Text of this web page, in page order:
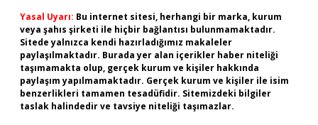
Yasal Uyarı: Bu internet sitesi, herhangi bir marka, kurum
veya şahıs şirketi ile hiçbir bağlantısı bulunmamaktadır.
Sitede yalnızca kendi hazırladığımız makaleler
paylaşılmaktadır. Burada yer alan içerikler haber niteliği
taşımamakta olup, gerçek kurum ve kişiler hakkında
paylaşım yapılmamaktadır. Gerçek kurum ve kişiler ile isim
benzerlikleri tamamen tesadüfidir. Sitemizdeki bilgiler
taslak halindedir ve tavsiye niteliği taşımazlar.